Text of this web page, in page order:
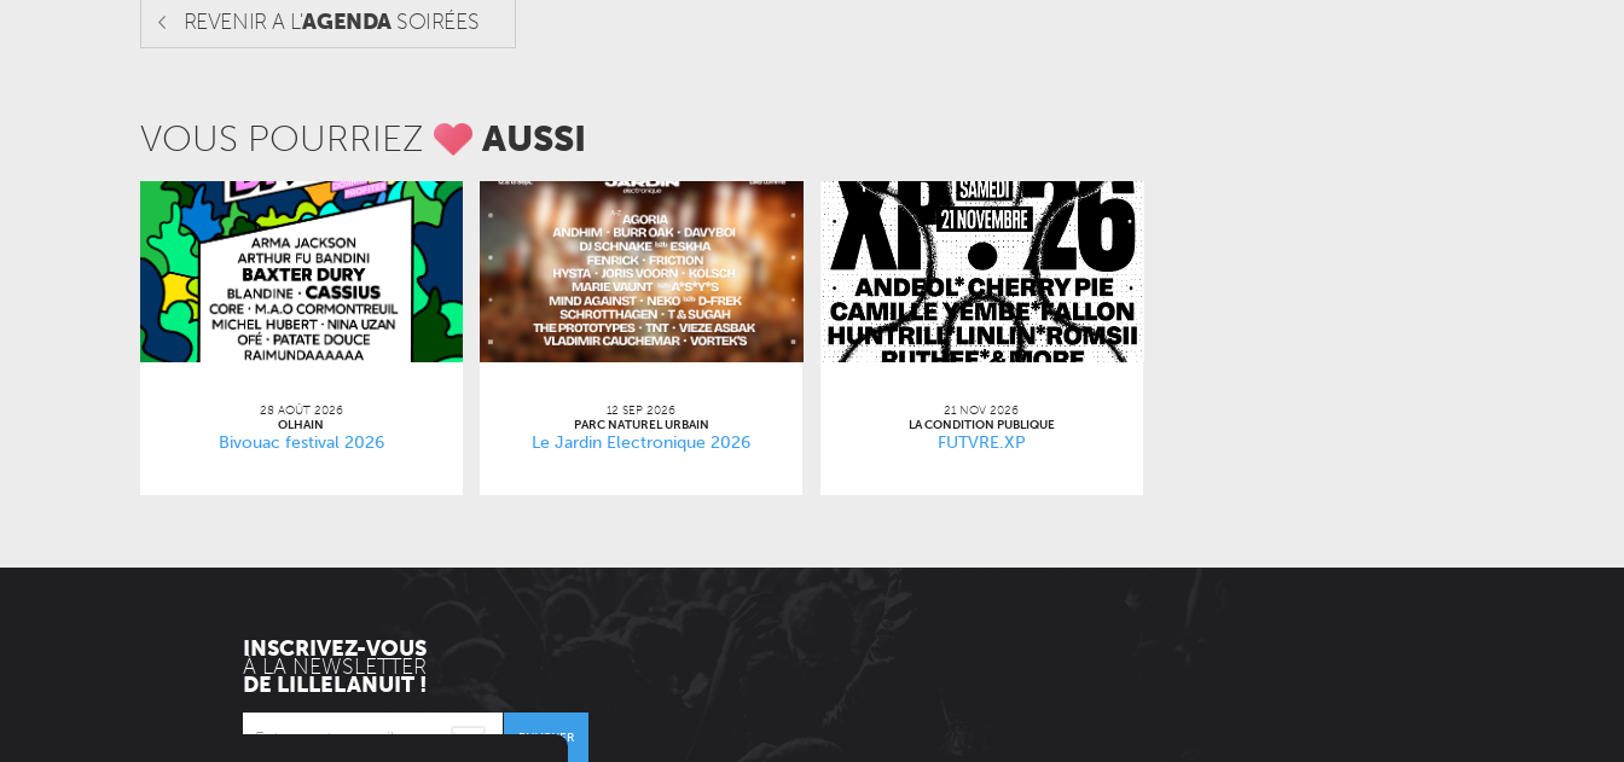
REVENIR A L'AGENDASOIRÉES
VOUS POURRIEZ AUSSI
28 AOÛT 2026
OLHAIN
Bivouac festival 2026
12 SEP 2026
PARC NATUREL URBAIN
Le Jardin Electronique 2026
21 NOV 2026
LA CONDITION PUBLIQUE
FUTVRE.XP
INSCRIVEZ-VOUS
À LA NEWSLETTER
DE LILLELANUIT !
ENVOYER